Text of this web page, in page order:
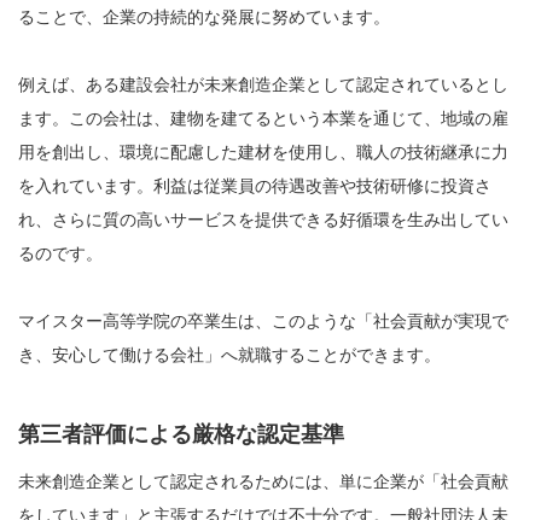
ることで、企業の持続的な発展に努めています。
例えば、ある建設会社が未来創造企業として認定されているとし
ます。この会社は、建物を建てるという本業を通じて、地域の雇
用を創出し、環境に配慮した建材を使用し、職人の技術継承に力
を入れています。利益は従業員の待遇改善や技術研修に投資さ
れ、さらに質の高いサービスを提供できる好循環を生み出してい
るのです。
マイスター高等学院の卒業生は、このような「社会貢献が実現で
き、安心して働ける会社」へ就職することができます。
第三者評価による厳格な認定基準
未来創造企業として認定されるためには、単に企業が「社会貢献
をしています」と主張するだけでは不十分です。一般社団法人未